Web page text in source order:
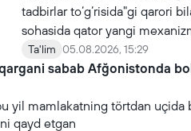
tadbirlar to‘g‘risida"gi qarori
sohasida qator yangi
Ta'lim 05.08.2026, 15:29
sabab Afğonistonda
yil mamlakatning törtdan uçida
qayd etgan